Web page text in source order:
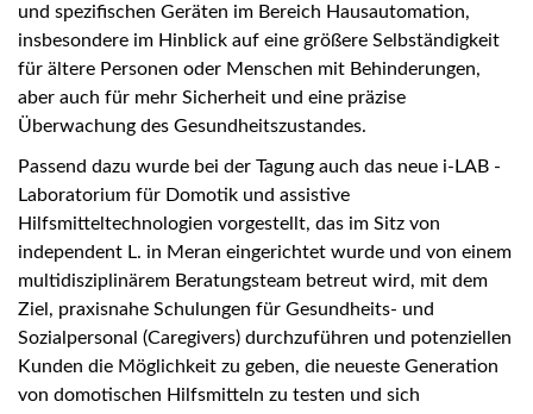
und spezifischen Geräten im Bereich Hausautomation,
insbesondere im Hinblick auf eine größere Selbständigkeit
für ältere Personen oder Menschen mit Behinderungen,
aber auch für mehr Sicherheit und eine präzise
Überwachung des Gesundheitszustandes.
Passend dazu wurde bei der Tagung auch das neue i-LAB -
Laboratorium für Domotik und assistive
Hilfsmitteltechnologien vorgestellt, das im Sitz von
independent L. in Meran eingerichtet wurde und von einem
multidisziplinärem Beratungsteam betreut wird, mit dem
Ziel, praxisnahe Schulungen für Gesundheits- und
Sozialpersonal (Caregivers) durchzuführen und potenziellen
Kunden die Möglichkeit zu geben, die neueste Generation
von domotischen Hilfsmitteln zu testen und sich